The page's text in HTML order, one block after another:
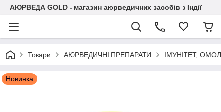
АЮРВЕДА GOLD - магазин аюрведичних засобів з Індії
Товари АЮРВЕДИЧНІ ПРЕПАРАТИ ІМУНІТЕТ,
Новинка